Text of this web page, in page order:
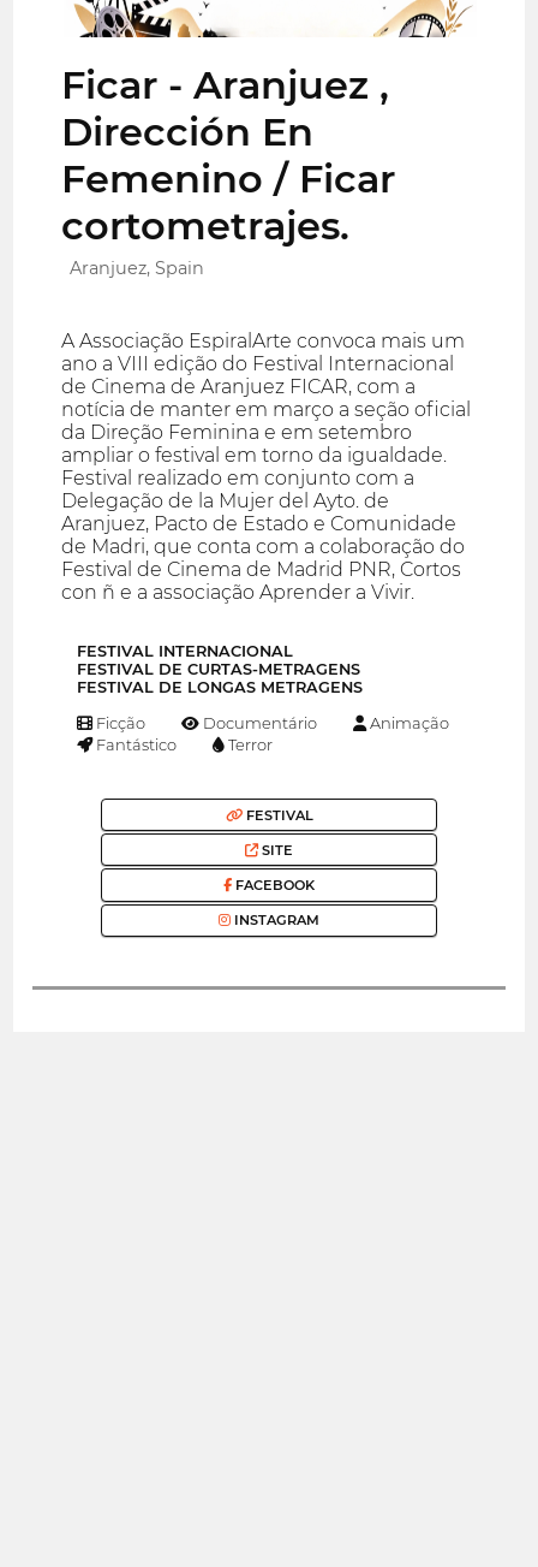
Ficar - Aranjuez ,
Dirección En
Femenino / Ficar
cortometrajes.
Aranjuez, Spain
A Associação EspiralArte convoca mais um
ano a VIII edição do Festival Internacional
de Cinema de Aranjuez FICAR, com a
notícia de manter em março a seção oficial
da Direção Feminina e em setembro
ampliar o festival em torno da igualdade.
Festival realizado em conjunto com a
Delegação de la Mujer del Ayto. de
Aranjuez, Pacto de Estado e Comunidade
de Madri, que conta com a colaboração do
Festival de Cinema de Madrid PNR, Cortos
con ñ e a associação Aprender a Vivir.
FESTIVAL INTERNACIONAL
FESTIVAL DE CURTAS-METRAGENS
FESTIVAL DE LONGAS METRAGENS
Ficção Documentário
Animação
Fantástico
Terror
FESTIVAL
SITE
FACEBOOK
INSTAGRAM